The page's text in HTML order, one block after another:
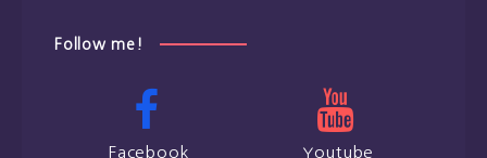
Follow me!
Facebook Youtube